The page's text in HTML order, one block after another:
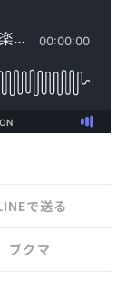
で送る
ブクマ